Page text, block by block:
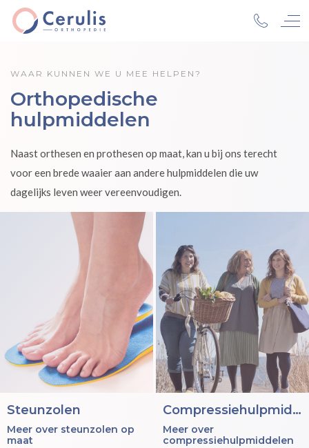
WAAR KUNNEN WE U MEE HELPEN?
Orthopedische
hulpmiddelen
Naast orthesen en prothesen op maat, kan u bij ons terecht
voor een brede waaier aan andere hulpmiddelen die uw
dagelijks leven weer vereenvoudigen.
Steunzolen
Meer over steunzolen op
maat
Compressiehulpmiddelen
Meer over
compressiehulpmiddelen